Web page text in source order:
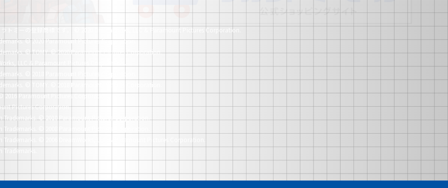
トミーの登録商標です。
© 2020 DreamWorks, LLC & Paramount Pictures Corporation.
© 2020 Paramount Pictures Corporation.
© TOMY. © 2020 Paramount Pictures Corporation.
LLC & Paramount Pictures Corporation.
© 2018 Paramount Pictures Corporation.
© TOMY. © 2018 Paramount Pictures Corporation.
2016 Paramount Pictures Corporation.
Pictures Corporation.
© 2010 Paramount Pictures Corporation.
© 2008 Paramount Pictures Corporation.
© 2006 DreamWorks, LLC & Paramount Pictures Corporation.